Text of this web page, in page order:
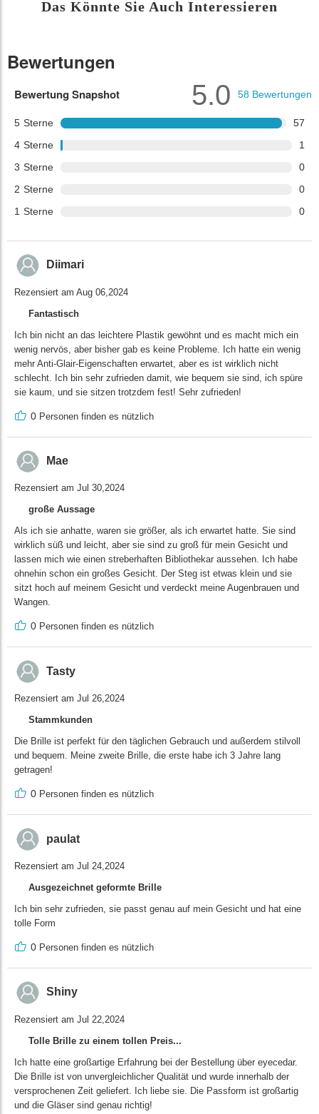
Das Könnte Sie Auch Interessieren
Bewertungen
Bewertung Snapshot
5 Sterne
57
4 Sterne
1
3 Sterne
0
2 Sterne
0
1 Sterne 0
5.0 58 Bewertungen
Diimari
Rezensiert am Aug 06,2024
Fantastisch
Ich bin nicht an das leichtere Plastik gewöhnt und es macht mich ein
wenig nervös, aber bisher gab es keine Probleme. Ich hatte ein wenig
mehr Anti-Glair-Eigenschaften erwartet, aber es ist wirklich nicht
schlecht. Ich bin sehr zufrieden damit, wie bequem sie sind, ich spüre
sie kaum, und sie sitzen trotzdem fest! Sehr zufrieden!
0 Personen finden es nützlich
Mae
Rezensiert am Jul 30,2024
große Aussage
Als ich sie anhatte, waren sie größer, als ich erwartet hatte. Sie sind
wirklich süß und leicht, aber sie sind zu groß für mein Gesicht und
lassen mich wie einen streberhaften Bibliothekar aussehen. Ich habe
ohnehin schon ein großes Gesicht. Der Steg ist etwas klein und sie
sitzt hoch auf meinem Gesicht und verdeckt meine Augenbrauen und
Wangen.
0 Personen finden es nützlich
Tasty
Rezensiert am Jul 26,2024
Stammkunden
Die Brille ist perfekt für den täglichen Gebrauch und außerdem stilvoll
und bequem. Meine zweite Brille, die erste habe ich 3 Jahre lang
getragen!
0 Personen finden es nützlich
paulat
Rezensiert am Jul 24,2024
Ausgezeichnet geformte Brille
Ich bin sehr zufrieden, sie passt genau auf mein Gesicht und hat eine
tolle Form
0 Personen finden es nützlich
Shiny
Rezensiert am Jul 22,2024
Tolle Brille zu einem tollen Preis...
Ich hatte eine großartige Erfahrung bei der Bestellung über eyecedar.
Die Brille ist von unvergleichlicher Qualität und wurde innerhalb der
versprochenen Zeit geliefert. Ich liebe sie. Die Passform ist großartig
und die Gläser sind genau richtig!